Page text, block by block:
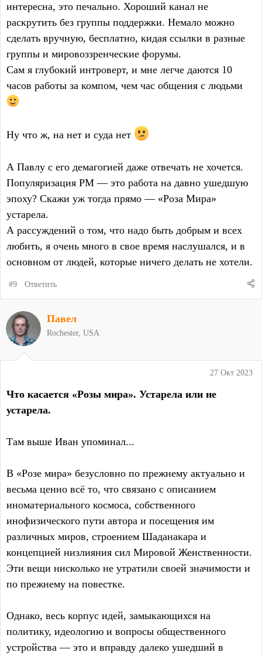
интересна, это печально. Хороший канал не
раскрутить без группы поддержки. Немало можно
сделать вручную, бесплатно, кидая ссылки в разные
группы и мировоззренческие форумы.
Сам я глубокий интроверт, и мне легче даются 10
часов работы за компом, чем час общения с людьми
Ну что ж, на нет и суда нет
А Павлу с его демагогией даже отвечать не хочется.
Популяризация РМ — это работа на давно ушедшую
эпоху? Скажи уж тогда прямо — «Роза Мира»
устарела.
А рассуждений о том, что надо быть добрым и всех
любить, я очень много в свое время наслушался, и в
основном от людей, которые ничего делать не хотели.
#9 Ответить
27 Окт 2023
Что касается «Розы мира». Устарела или не
устарела.
Там выше Иван упоминал...
В «Розе мира» безусловно по прежнему актуально и
весьма ценно всё то, что связано с описанием
иноматериального космоса, собственного
инофизического пути автора и посещения им
различных миров, строением Шаданакара и
концепцией низлияния сил Мировой Женственности.
Эти вещи нисколько не утратили своей значимости и
по прежнему на повестке.
Однако, весь корпус идей, замыкающихся на
политику, идеологию и вопросы общественного
устройства — это и вправду далеко ушедший в
Павел
Rochester, USA